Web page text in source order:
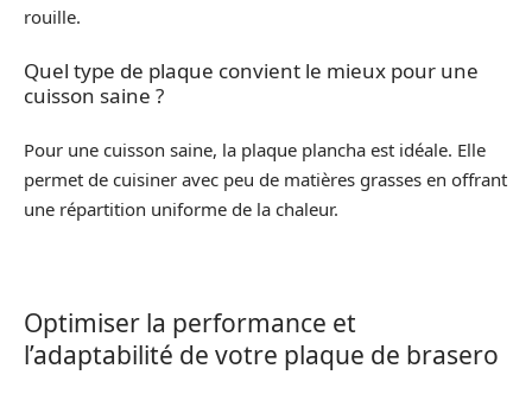
rouille.
Quel type de plaque convient le mieux pour une
cuisson saine ?
Pour une cuisson saine, la plaque plancha est idéale. Elle
permet de cuisiner avec peu de matières grasses en offrant
une répartition uniforme de la chaleur.
Optimiser la performance et
l’adaptabilité de votre plaque de brasero